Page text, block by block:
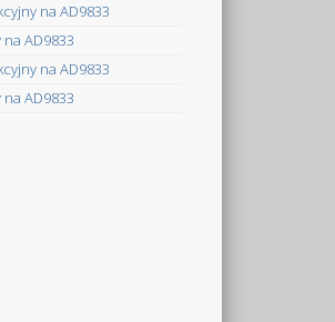
na AD9833
AD9833
na AD9833
AD9833